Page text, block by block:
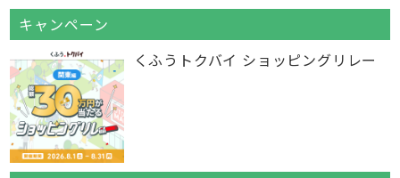
キャンペーン
くふうトクバイ ショッピングリレー